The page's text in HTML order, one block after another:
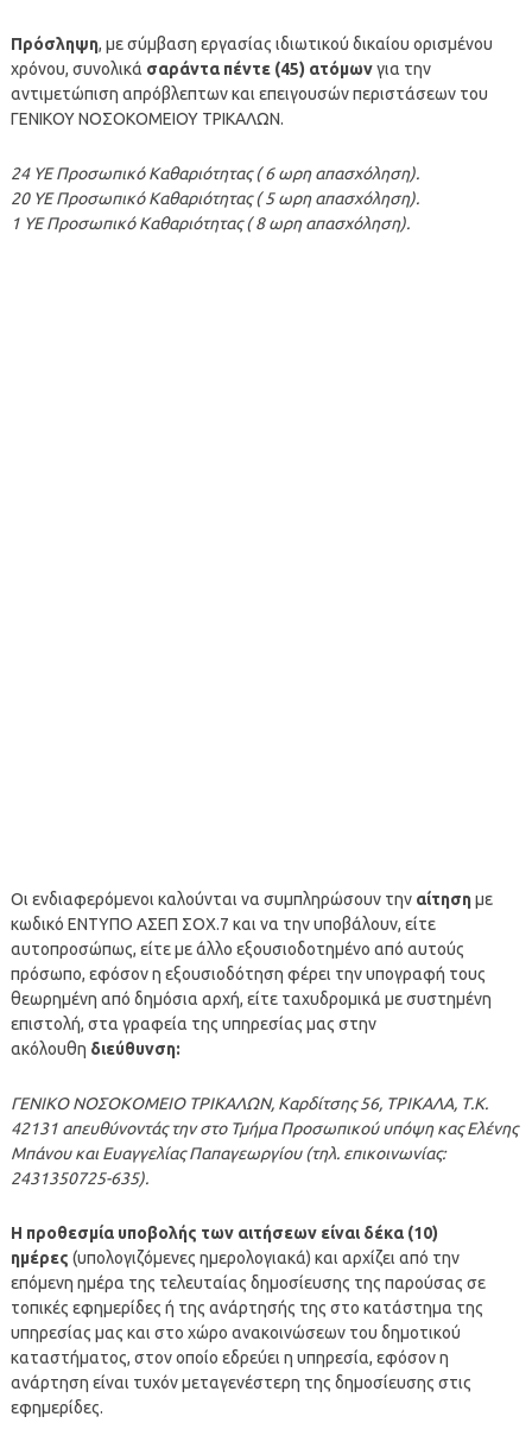
Πρόσληψη, με σύμβαση εργασίας ιδιωτικού δικαίου ορισμένου
χρόνου, συνολικά σαράντα πέντε (45) ατόμωνγια την
αντιμετώπιση απρόβλεπτων και επειγουσών περιστάσεων του
ΓΕΝΙΚΟΥ ΝΟΣΟΚΟΜΕΙΟΥ ΤΡΙΚΑΛΩΝ.
24 ΥΕ Προσωπικό Καθαριότητας ( 6 ωρη απασχόληση).
20 ΥΕ Προσωπικό Καθαριότητας ( 5 ωρη απασχόληση).
1 ΥΕ Προσωπικό Καθαριότητας ( 8 ωρη απασχόληση).
Οι ενδιαφερόμενοι καλούνται να συμπληρώσουν την αίτησημε
κωδικό ΕΝΤΥΠΟ ΑΣΕΠ ΣΟΧ.7 και να την υποβάλουν, είτε
αυτοπροσώπως, είτε με άλλο εξουσιοδοτημένο από αυτούς
πρόσωπο, εφόσον η εξουσιοδότηση φέρει την υπογραφή τους
θεωρημένη από δημόσια αρχή, είτε ταχυδρομικά με συστημένη
επιστολή, στα γραφεία της υπηρεσίας μας στην
ακόλουθη διεύθυνση:
ΓΕΝΙΚΟ ΝΟΣΟΚΟΜΕΙΟ ΤΡΙΚΑΛΩΝ, Καρδίτσης 56, ΤΡΙΚΑΛΑ, Τ.Κ.
42131 απευθύνοντάς την στο Τμήμα Προσωπικού υπόψη κας Ελένης
Μπάνου και Ευαγγελίας Παπαγεωργίου (τηλ. επικοινωνίας:
2431350725-635).
Η προθεσμία υποβολής των αιτήσεων είναι δέκα (10)
ημέρες (υπολογιζόμενες ημερολογιακά) και αρχίζει από την
επόμενη ημέρα της τελευταίας δημοσίευσης της παρούσας σε
τοπικές εφημερίδες ή της ανάρτησής της στο κατάστημα της
υπηρεσίας μας και στο χώρο ανακοινώσεων του δημοτικού
καταστήματος, στον οποίο εδρεύει η υπηρεσία, εφόσον η
ανάρτηση είναι τυχόν μεταγενέστερη της δημοσίευσης στις
εφημερίδες.